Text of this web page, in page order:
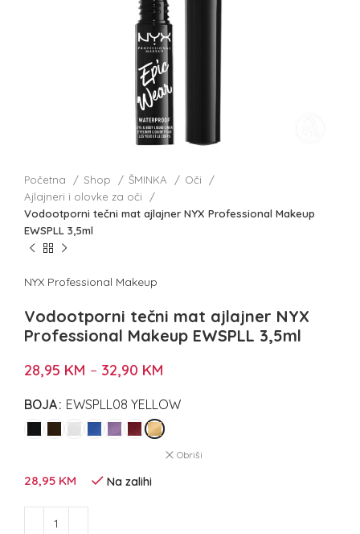
Početna Shop ŠMINKA
Oči
Ajlajneri i olovke za oči
Vodootporni tečni mat ajlajner NYX Professional Makeup
EWSPLL 3,5ml
NYX Professional Makeup
Vodootporni tečni mat ajlajner NYX
Professional Makeup EWSPLL 3,5ml
28,95 KM – 32,90 KM
BOJA EWSPLL08 YELLOW
Obriši
28,95 KM Na zalihi